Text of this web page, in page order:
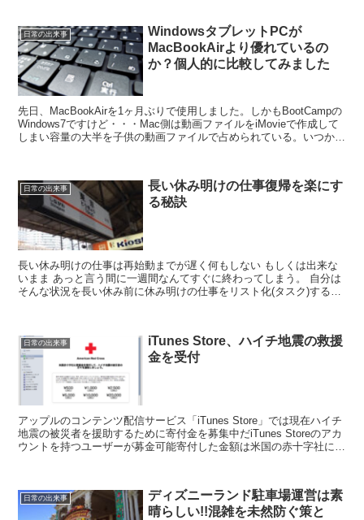
日常の出来事
WindowsタブレットPCが
MacBookAirより優れているの
か？個人的に比較してみました
先日、MacBookAirを1ヶ月ぶりで使用しました。しかもBootCampの
Windows7ですけど・・・Mac側は動画ファイルをiMovieで作成して
しまい容量の大半を子供の動画ファイルで占められている。いつか
日常の出来事
長い休み明けの仕事復帰を楽にす
る秘訣
長い休み明けの仕事は再始動までが遅く何もしない もしくは出来な
いまま あっと言う間に一週間なんてすぐに終わってしまう。 自分は
そんな状況を長い休み前に休み明けの仕事をリスト化(タスク)するこ
日常の出来事
iTunes Store、ハイチ地震の救援
金を受付
アップルのコンテンツ配信サービス「iTunes Store」では現在ハイチ
地震の被災者を援助するために寄付金を募集中だiTunes Storeのアカ
ウントを持つユーザーが募金可能寄付した金額は米国の赤十字社に全
日常の出来事
ディズニーランド駐車場運営は素
晴らしい!!混雑を未然防ぐ策と